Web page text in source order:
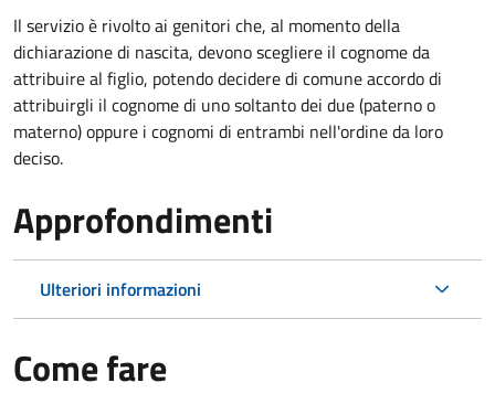
Il servizio è rivolto ai genitori che, al momento della
dichiarazione di nascita, devono scegliere il cognome da
attribuire al figlio, potendo decidere di comune accordo di
attribuirgli il cognome di uno soltanto dei due (paterno o
materno) oppure i cognomi di entrambi nell'ordine da loro
deciso.
Approfondimenti
Ulteriori informazioni
Come fare